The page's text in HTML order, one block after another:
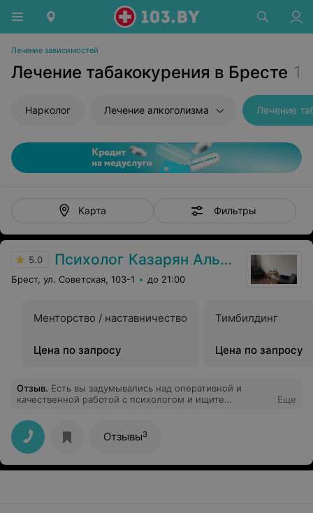
Лечение зависимостей
Лечение табакокурения в Бресте 1
Нарколог Лечение алкоголизма Лечение
Карта Фильтры
5.0 Психолог Казарян Альберт
Брест, ул. Советская, 103-1 до 21:00
Менторство / наставничество
Цена по запросу
Тимбилдинг
Цена по запросу
Отзыв. Есть вы задумывались над оперативной и
качественной работой с психологом и ищите
присмотреться к кандидатуре Альберта. В короткий
срок он помог мне найти ответы на многие важные
вопросы и совершить качественный скачок в своём
личностном росте. Человек талантливый и
вдохновлённый профессией, положительная оценка
Еще
Отзывы3